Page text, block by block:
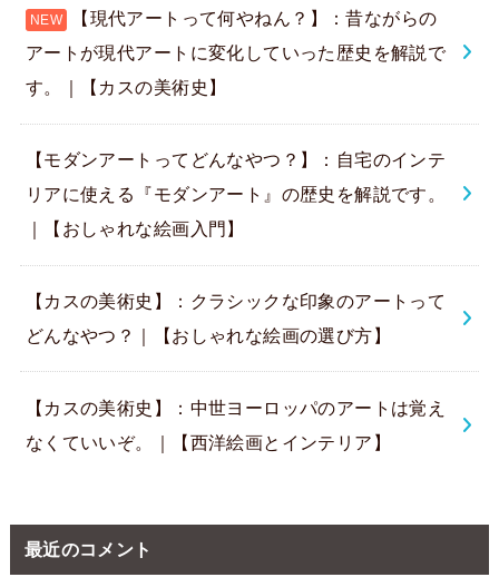
【現代アートって何やねん？】：昔ながらの
アートが現代アートに変化していった歴史を解説で
す。｜【カスの美術史】
【モダンアートってどんなやつ？】：自宅のインテ
リアに使える『モダンアート』の歴史を解説です。
｜【おしゃれな絵画入門】
【カスの美術史】：クラシックな印象のアートって
どんなやつ？｜【おしゃれな絵画の選び方】
【カスの美術史】：中世ヨーロッパのアートは覚え
なくていいぞ。｜【西洋絵画とインテリア】
最近のコメント